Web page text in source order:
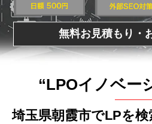
無料お見積もり・
“LPOイノベー
埼玉県朝霞市でLPを